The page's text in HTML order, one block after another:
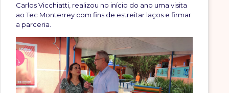
Carlos Vicchiatti, realizou no início do ano uma visita
ao Tec Monterrey com fins de estreitar laços e firmar
a parceria.